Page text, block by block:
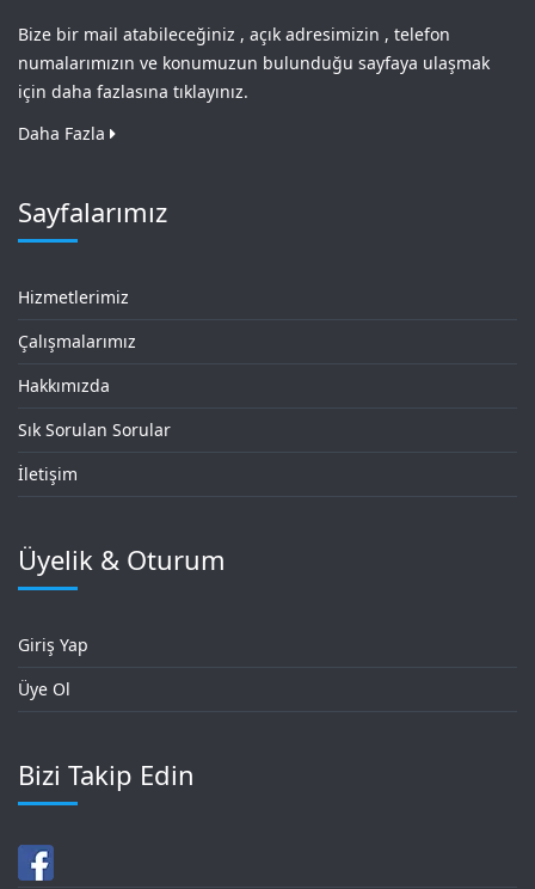
Bize bir mail atabileceğiniz , açık adresimizin , telefon
numalarımızın ve konumuzun bulunduğu sayfaya ulaşmak
için daha fazlasına tıklayınız.
Daha Fazla
Sayfalarımız
Hizmetlerimiz
Çalışmalarımız
Hakkımızda
Sık Sorulan Sorular
İletişim
Üyelik & Oturum
Giriş Yap
Üye Ol
Bizi Takip Edin